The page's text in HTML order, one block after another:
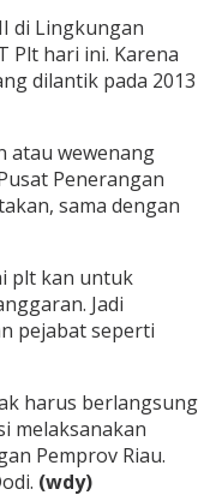
di Lingkungan
Plt hari ini. Karena
dilantik pada 2013
atau wewenang
Penerangan
sama dengan
plt kan untuk
Jadi
pejabat seperti
harus berlangsung
melaksanakan
Pemprov Riau.
(wdy)